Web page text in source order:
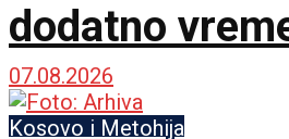
dodatno
Ustavnog
07.08.2026
Kosovo i Metohija